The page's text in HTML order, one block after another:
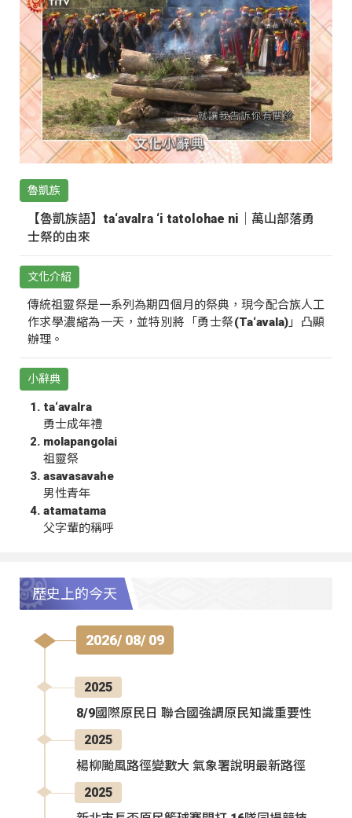
魯凱族
【魯凱族語】ta‘avalra ‘i tatolohae ni｜萬山部落勇
士祭的由來
文化介紹
傳統祖靈祭是一系列為期四個月的祭典，現今配合族人工
作求學濃縮為一天，並特別將「勇士祭(Ta‘avala)」凸顯
辦理。
小辭典
ta‘avalra
勇士成年禮
molapangolai
祖靈祭
asavasavahe
男性青年
atamatama
父字輩的稱呼
歷史上的今天
2026/ 08/ 09
2025
8/9國際原民日 聯合國強調原民知識重要性
2025
楊柳颱風路徑變數大 氣象署說明最新路徑
2025